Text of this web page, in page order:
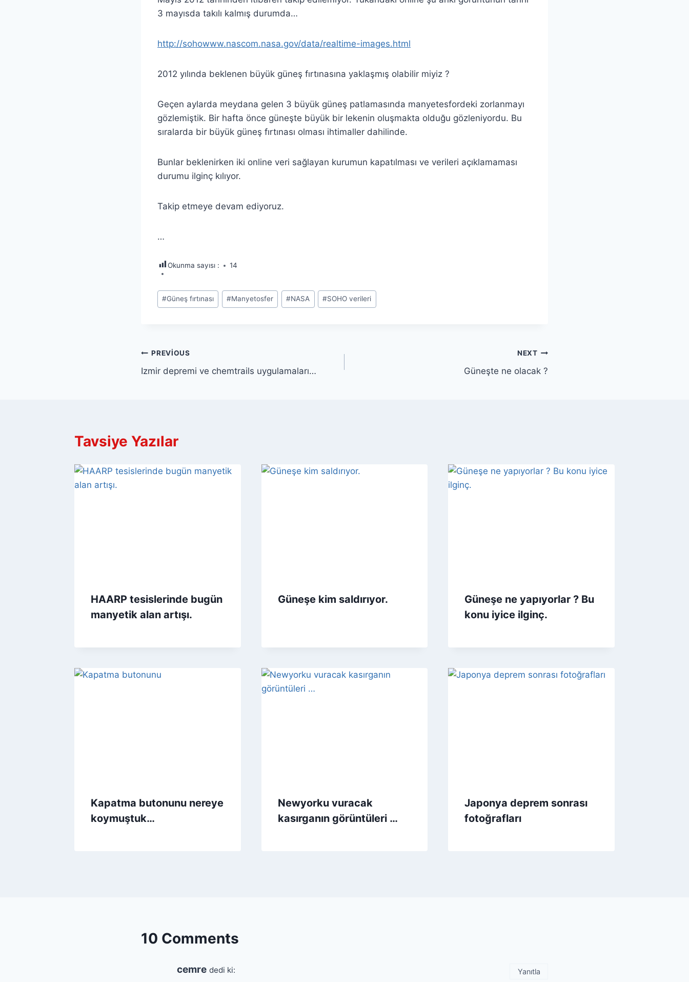
3 mayısda takılı kalmış durumda…
http://sohowww.nascom.nasa.gov/data/realtime-images.html
2012 yılında beklenen büyük güneş fırtınasına yaklaşmış olabilir miyiz ?
Geçen aylarda meydana gelen 3 büyük güneş patlamasında manyetesfordeki zorlanmayı
gözlemiştik. Bir hafta önce güneşte büyük bir lekenin oluşmakta olduğu gözleniyordu. Bu
sıralarda bir büyük güneş fırtınası olması ihtimaller dahilinde.
Bunlar beklenirken iki online veri sağlayan kurumun kapatılması ve verileri açıklamaması
durumu ilginç kılıyor.
Takip etmeye devam ediyoruz.
…
Okunma sayısı : 14
Post
Tags:
#Güneş fırtınası #Manyetosfer #NASA #SOHO verileri
Yazı
gezinmesi
PREVIOUS
Izmir depremi ve chemtrails uygulamaları…
NEXT
Güneşte ne olacak ?
Tavsiye Yazılar
HAARP tesislerinde bugün
manyetik alan artışı.
Güneşe kim saldırıyor.
Güneşe ne yapıyorlar ? Bu
konu iyice ilginç.
Kapatma butonunu nereye
koymuştuk…
Newyorku vuracak
kasırganın görüntüleri …
Japonya deprem sonrası
fotoğrafları
10 Comments
cemre dedi ki: Yanıtla